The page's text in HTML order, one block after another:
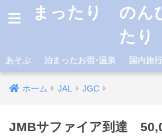
まったり のん
たり
あそぶ 泊まったお宿･温泉 国内旅行
ホーム JAL JGC
JMBサファイア到達